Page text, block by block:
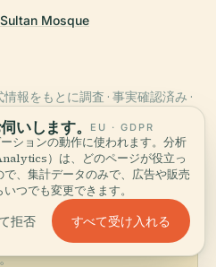
Mosque
をもとに調査 · 事実確認済み ·
イドづくり →
モス
地図を見る
いします。 EU · GDPR
ションの動作に使われます。分析
）は、どのページが役立っ
、集計データのみで、広告や販売
つでも変更できます。
拒否 すべて受け入れる